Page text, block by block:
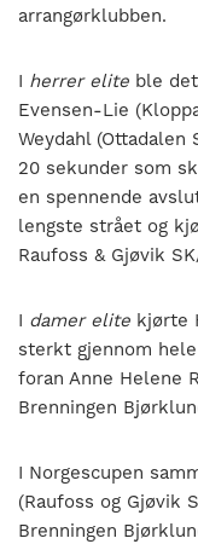
arrangørklubben.
I herrer elite ble
Evensen-Lie
Weydahl (Ottadalen
20 sekunder som
en spennende
lengste strået og
Raufoss & Gjøvik
I damer elite kjørte
sterkt gjennom
foran Anne Helene
Brenningen
I Norgescupen
(Raufoss og Gjøvik
Brenningen